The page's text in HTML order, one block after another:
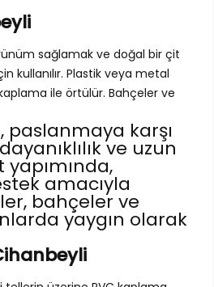
sağlamak ve doğal bir çit
kullanılır. Plastik veya metal
ile örtülür. Bahçeler ve
paslanmaya karşı
ve uzun
amacıyla
bahçeler ve
yaygın olarak